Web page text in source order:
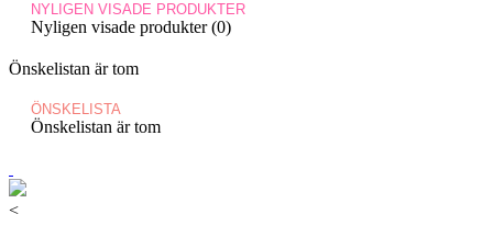
NYLIGEN VISADE PRODUKTER
Nyligen visade produkter (0)
Önskelistan är tom
ÖNSKELISTA
Önskelistan är tom
<